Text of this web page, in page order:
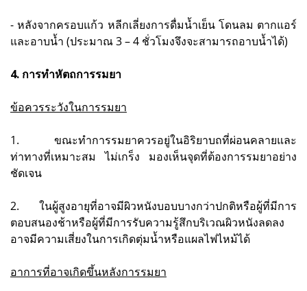
- หลังจากครอบแก้ว หลีกเลี่ยงการดื่มน้ำเย็น โดนลม ตากแอร์
และอาบน้ำ (ประมาณ 3 – 4 ชั่วโมงจึงจะสามารถอาบน้ำได้)
4. การทำหัตถการรมยา
ข้อควรระวังในการรมยา
1. ขณะทำการรมยาควรอยู่ในอิริยาบถที่ผ่อนคลายและ
ท่าทางที่เหมาะสม ไม่เกร็ง มองเห็นจุดที่ต้องการรมยาอย่าง
ชัดเจน
2. ในผู้สูงอายุที่อาจมีผิวหนังบอบบางกว่าปกติหรือผู้ที่มีการ
ตอบสนองช้าหรือผู้ที่มีการรับความรู้สึกบริเวณผิวหนังลดลง
อาจมีความเสี่ยงในการเกิดตุ่มน้ำหรือแผลไฟไหม้ได้
อาการที่อาจเกิดขึ้นหลังการรมยา